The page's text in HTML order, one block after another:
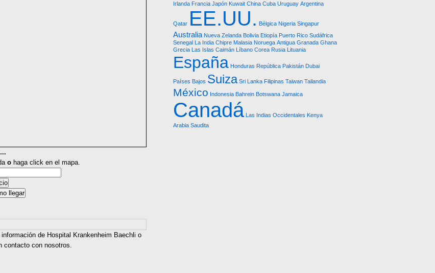
o haga click en el mapa.
de Hospital Krankenheim Baechli o
contacto con nosotros.
Irlanda Francia Japón Kuwait China Cuba Uruguay Argentina
Qatar EE.UU. Bélgica Nigeria Singapur
Australia Nueva Zelanda Bolivia Etiopía Puerto Rico Sudáfrica
Senegal La India Chipre Malasia Noruega Antigua Granada Ghana
Grecia Las Islas Caimán Líbano Corea Rusia Lituania
España Honduras República Pakistán Dubai
Países Bajos Suiza Sri Lanka Filipinas Taiwan Tailandia
México Indonesia Bahrein Botswana Jamaica
Canadá Las Indias Occidentales Kenya
Arabia Saudita